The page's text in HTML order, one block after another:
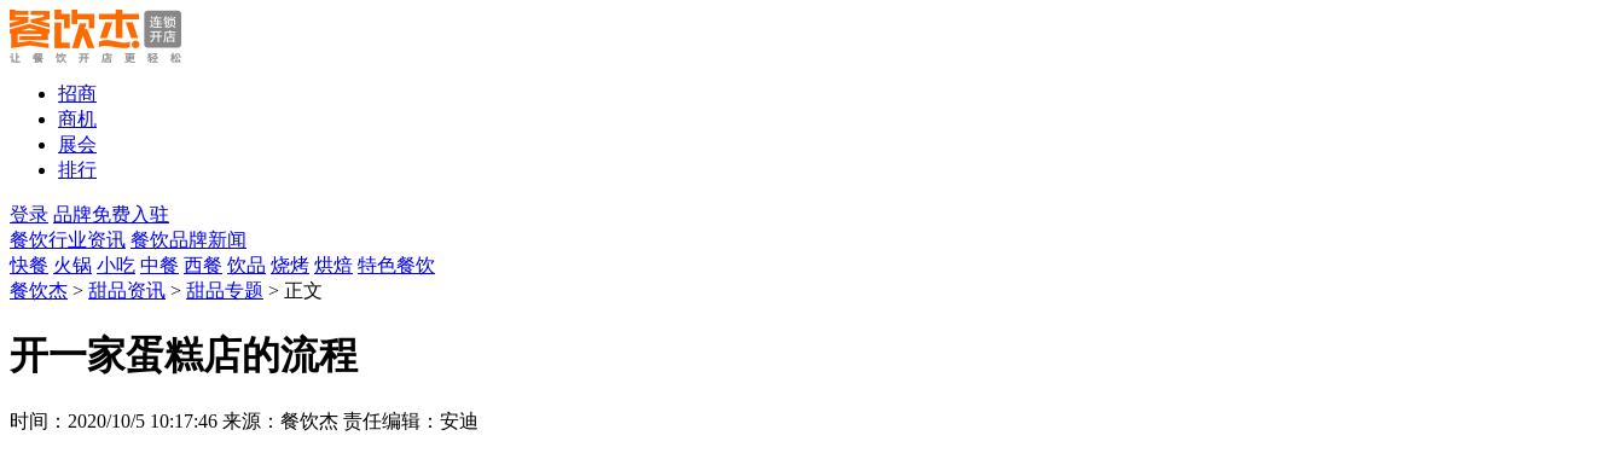
招商
商机
展会
排行
登录 品牌免费入驻
餐饮行业资讯 餐饮品牌新闻
快餐 火锅 小吃 中餐 西餐 饮品 烧烤 烘焙 特色餐饮
餐饮杰 > 甜品资讯 > 甜品专题 > 正文
开一家蛋糕店的流程
时间：2020/10/5 10:17:46 来源：餐饮杰 责任编辑：安迪